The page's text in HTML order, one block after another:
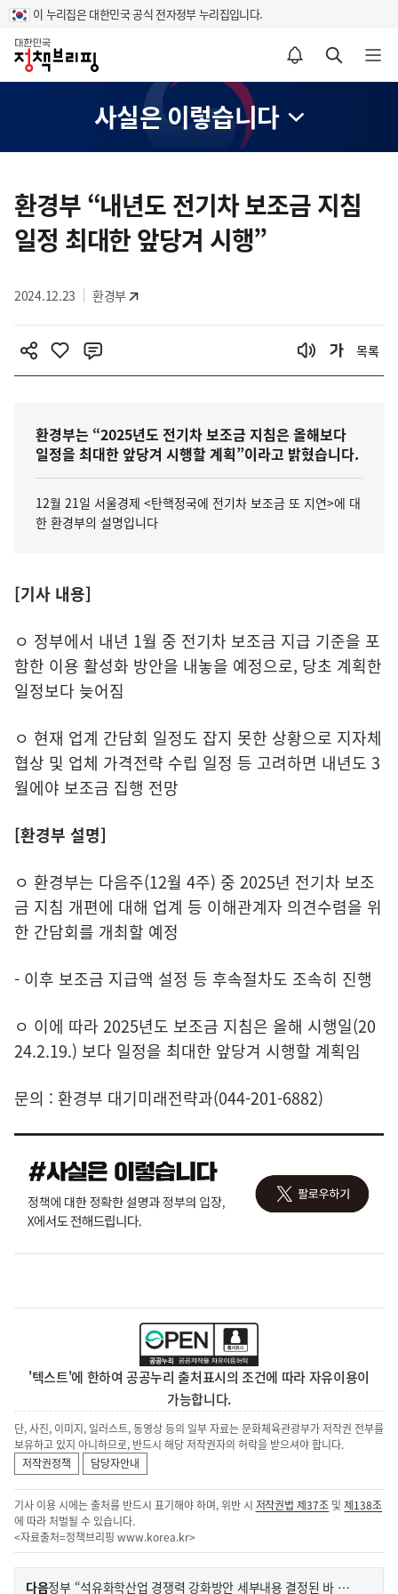
이 누리집은 대한민국 공식 전자정부 누리집입니다.
홈
알림설정 바로가기 검색 바로가기 메뉴 열기
사실은 이렇습니다
텐
츠
영
환경부 “내년도 전기차 보조금 지침
일정 최대한 앞당겨 시행”
2024.12.23 환경부
목록
환경부는 “2025년도 전기차 보조금 지침은 올해보다
일정을 최대한 앞당겨 시행할 계획”이라고 밝혔습니다.
12월 21일 서울경제 <탄핵정국에 전기차 보조금 또 지연>에 대
한 환경부의 설명입니다
[기사 내용]
ㅇ 정부에서 내년 1월 중 전기차 보조금 지급 기준을 포
함한 이용 활성화 방안을 내놓을 예정으로, 당초 계획한
일정보다 늦어짐
ㅇ 현재 업계 간담회 일정도 잡지 못한 상황으로 지자체
협상 및 업체 가격전략 수립 일정 등 고려하면 내년도 3
월에야 보조금 집행 전망
[환경부 설명]
ㅇ 환경부는 다음주(12월 4주) 중 2025년 전기차 보조
금 지침 개편에 대해 업계 등 이해관계자 의견수렴을 위
한 간담회를 개최할 예정
- 이후 보조금 지급액 설정 등 후속절차도 조속히 진행
ㅇ 이에 따라 2025년도 보조금 지침은 올해 시행일(20
24.2.19.) 보다 일정을 최대한 앞당겨 시행할 계획임
문의 : 환경부 대기미래전략과(044-201-6882)
'텍스트'에 한하여 공공누리 출처표시의 조건에 따라 자유이용이
가능합니다.
단, 사진, 이미지, 일러스트, 동영상 등의 일부 자료는 문화체육관광부가 저작권 전부를
보유하고 있지 아니하므로, 반드시 해당 저작권자의 허락을 받으셔야 합니다.
저작권정책
담당자안내
기사 이용 시에는 출처를 반드시 표기해야 하며, 위반 시 저작권법 제37조 및제138조
에 따라 처벌될 수 있습니다.
<자료출처=정책브리핑 www.korea.kr>
이다음기 정부 “석유화학산업 경쟁력 강화방안 세부내용 결정된 바 없어”